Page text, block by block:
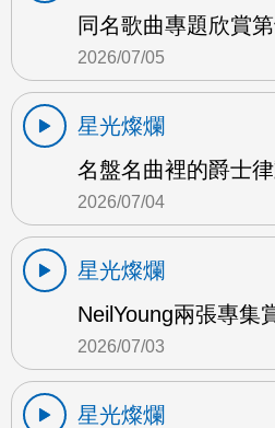
同名歌曲專題欣賞
2026/07/05
星光燦爛
名盤名曲裡的爵士
2026/07/04
星光燦爛
NeilYoung兩張專集
2026/07/03
星光燦爛